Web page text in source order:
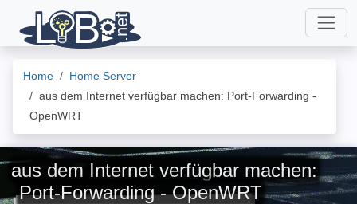
Home
Home Server
aus dem Internet verfügbar machen: Port-Forwarding -
OpenWRT
aus dem Internet verfügbar machen:
Port-Forwarding - OpenWRT